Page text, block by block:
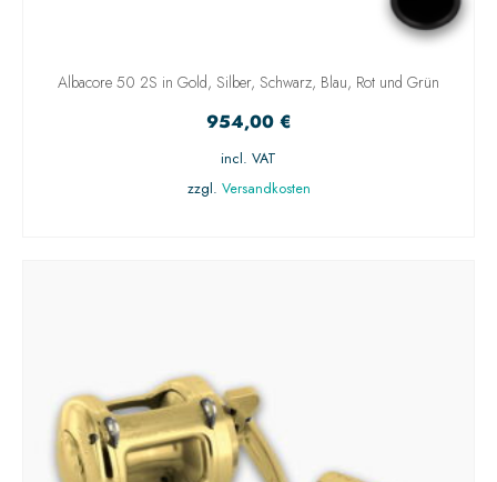
Albacore 50 2S in Gold, Silber, Schwarz, Blau, Rot und Grün
954,00 €
incl. VAT
zzgl. Versandkosten